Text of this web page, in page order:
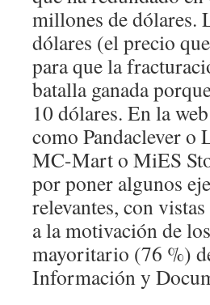
millones de dólares.
dólares (el precio
para que la
batalla ganada
10 dólares. En la
como Pandaclever o
MC-Mart o MiES
por poner algunos
relevantes, con
a la motivación de
mayoritario (76 %)
Información y